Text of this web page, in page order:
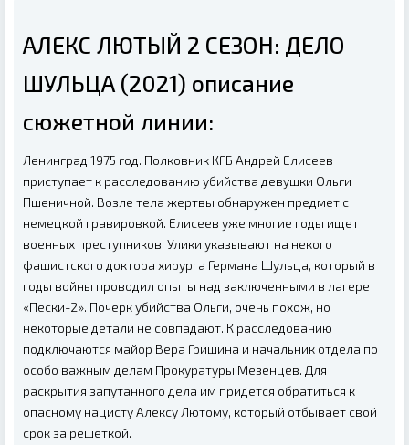
АЛЕКС ЛЮТЫЙ 2 СЕЗОН: ДЕЛО
ШУЛЬЦА (2021) описание
сюжетной линии:
Ленинград 1975 год. Полковник КГБ Андрей Елисеев
приступает к расследованию убийства девушки Ольги
Пшеничной. Возле тела жертвы обнаружен предмет с
немецкой гравировкой. Елисеев уже многие годы ищет
военных преступников. Улики указывают на некого
фашистского доктора хирурга Германа Шульца, который в
годы войны проводил опыты над заключенными в лагере
«Пески-2». Почерк убийства Ольги, очень похож, но
некоторые детали не совпадают. К расследованию
подключаются майор Вера Гришина и начальник отдела по
особо важным делам Прокуратуры Мезенцев. Для
раскрытия запутанного дела им придется обратиться к
опасному нацисту Алексу Лютому, который отбывает свой
срок за решеткой.